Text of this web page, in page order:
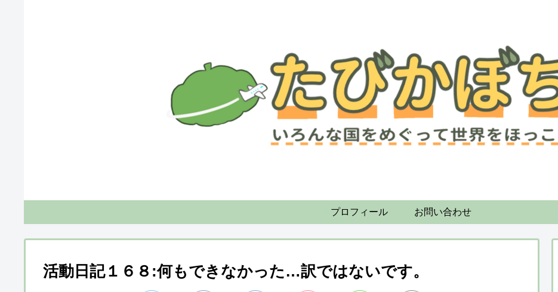
プロフィール お問い合わせ
活動日記１６８:何もできなかった…訳ではないです。